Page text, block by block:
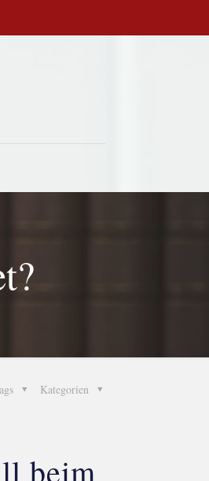
Kategorien
beim